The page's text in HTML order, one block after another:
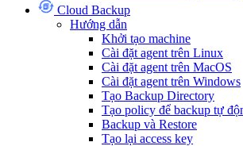
Cloud Backup
Hướng dẫn
Khởi tạo machine
Cài đặt agent trên Linux
Cài đặt agent trên MacOS
Cài đặt agent trên Windows
Tạo Backup Directory
Tạo policy để backup tự
Backup và Restore
Tạo lại access key